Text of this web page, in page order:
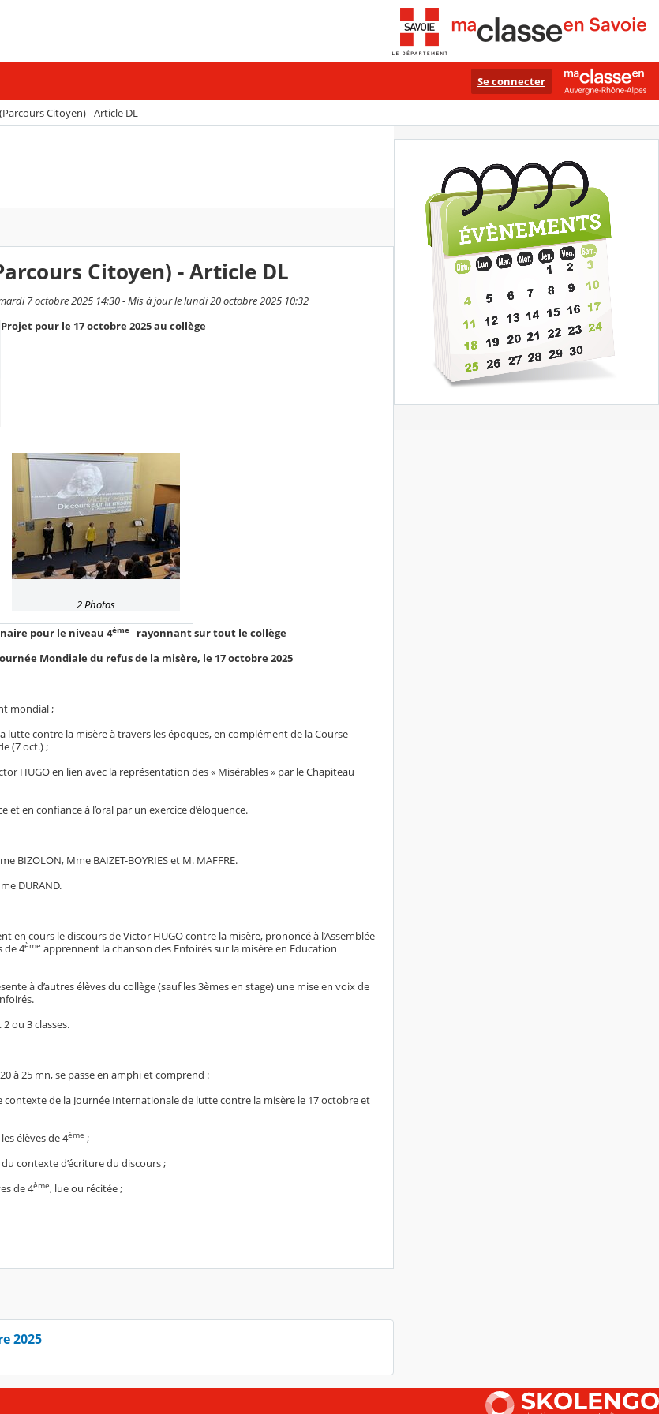
Se connecter
Citoyen) - Article DL
Citoyen) - Article DL
mardi 7 octobre 2025 14:30 - Mis à jour le lundi 20 octobre 2025 10:32
Projet pour le 17 octobre 2025 au collège
2 Photos
pour le niveau 4ème
rayonnant sur tout le collège
Mondiale du refus de la misère, le 17 octobre 2025
mondial ;
lutte contre la misère à travers les époques, en complément de la Course
(7 oct.) ;
HUGO en lien avec la représentation des « Misérables » par le Chapiteau
et en confiance à l’oral par un exercice d’éloquence.
BIZOLON, Mme BAIZET-BOYRIES et M. MAFFRE.
DURAND.
en cours le discours de Victor HUGO contre la misère, prononcé à l’Assemblée
de 4ème apprennent la chanson des Enfoirés sur la misère en Education
à d’autres élèves du collège (sauf les 3èmes en stage) une mise en voix de
ou 3 classes.
à 25 mn, se passe en amphi et comprend :
de la Journée Internationale de lutte contre la misère le 17 octobre et
élèves de 4ème ;
contexte d’écriture du discours ;
de 4ème, lue ou récitée ;
2025